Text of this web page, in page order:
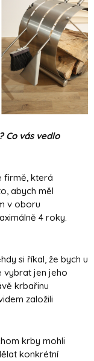
Co vás vedlo
firmě, která
abych měl
v oboru
4 roky.
si říkal, že bych u
vybrat jen jeho
krbařinu
založili
krby mohli
konkrétní